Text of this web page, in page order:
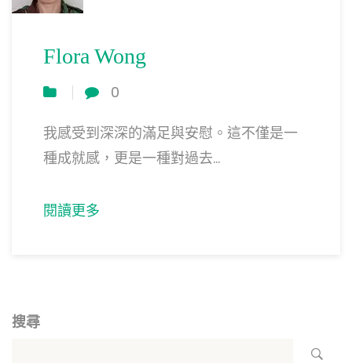
Flora Wong
0
我感受到深深的滿足與安慰。這不僅是一
種成就感，更是一種對過去...
閱讀更多
搜尋